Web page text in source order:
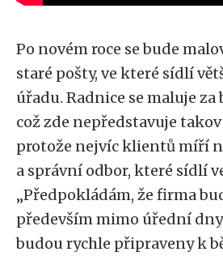
Po novém roce se bude
staré pošty, ve které sídlí
úřadu. Radnice se maluje za
což zde nepředstavuje
protože nejvíc klientů míří
a správní odbor, které sídlí
„Předpokládám, že firma
především mimo úřední
budou rychle připraveny k